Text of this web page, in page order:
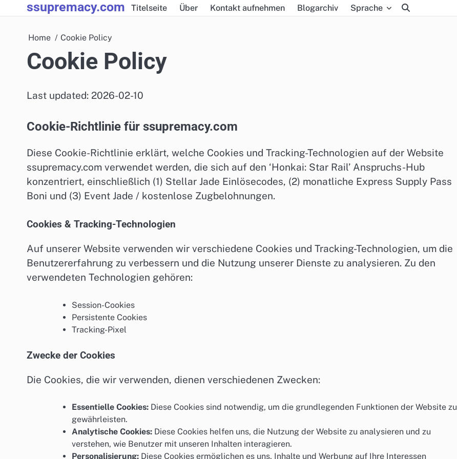
to
ssupremacy.com Titelseite Über Kontakt aufnehmen Blogarchiv Sprache
Home Cookie Policy
Cookie Policy
Last updated: 2026-02-10
Cookie-Richtlinie für ssupremacy.com
Diese Cookie-Richtlinie erklärt, welche Cookies und Tracking-Technologien auf der Website
ssupremacy.com verwendet werden, die sich auf den ‘Honkai: Star Rail’ Anspruchs-Hub
konzentriert, einschließlich (1) Stellar Jade Einlösecodes, (2) monatliche Express Supply Pass
Boni und (3) Event Jade / kostenlose Zugbelohnungen.
Cookies & Tracking-Technologien
Auf unserer Website verwenden wir verschiedene Cookies und Tracking-Technologien, um die
Benutzererfahrung zu verbessern und die Nutzung unserer Dienste zu analysieren. Zu den
verwendeten Technologien gehören:
Session-Cookies
Persistente Cookies
Tracking-Pixel
Zwecke der Cookies
Die Cookies, die wir verwenden, dienen verschiedenen Zwecken:
Essentielle Cookies: Diese Cookies sind notwendig, um die grundlegenden Funktionen der Website zu
gewährleisten.
Analytische Cookies: Diese Cookies helfen uns, die Nutzung der Website zu analysieren und zu
verstehen, wie Benutzer mit unseren Inhalten interagieren.
Personalisierung: Diese Cookies ermöglichen es uns, Inhalte und Werbung auf Ihre Interessen